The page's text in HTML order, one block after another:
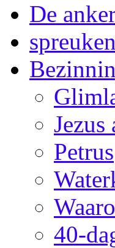
De
Petrus
40-